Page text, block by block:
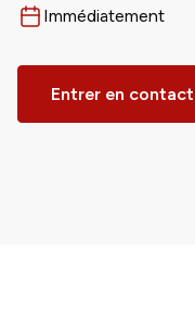
Disponible dès
Immédiatement
Entrer en contact